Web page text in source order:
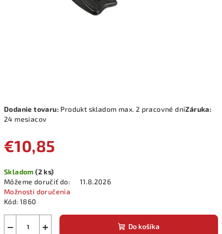
Dodanie tovaru: Produkt skladom max. 2 pracovné dniZáruka:
24 mesiacov
€10,85
cena:
Skladom(2 ks)
Môžeme doručiť do:
11.8.2026
Možnosti doručenia
Kód: 1860
+
− Do košíka